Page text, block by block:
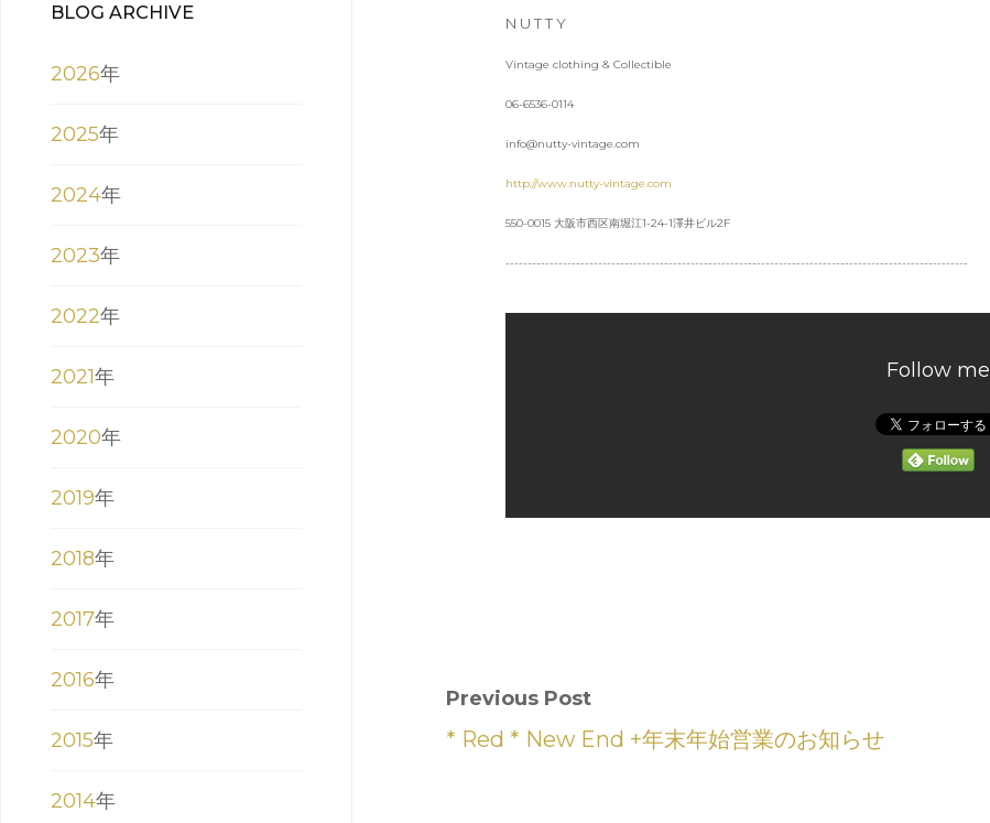
N U T T Y
Vintage clothing & Collectible
06-6536-0114
info@nutty-vintage.com
http://www.nutty-vintage.com
550-0015 大阪市西区南堀江1-24-1澤井ビル2F
---------------------------------------------------------------------------------------------------------
Follow me
Previous Post
* Red * New End +年末年始営業のお知らせ
BLOG ARCHIVE
2026年
2025年
2024年
2023年
2022年
2021年
2020年
2019年
2018年
2017年
2016年
2015年
2014年